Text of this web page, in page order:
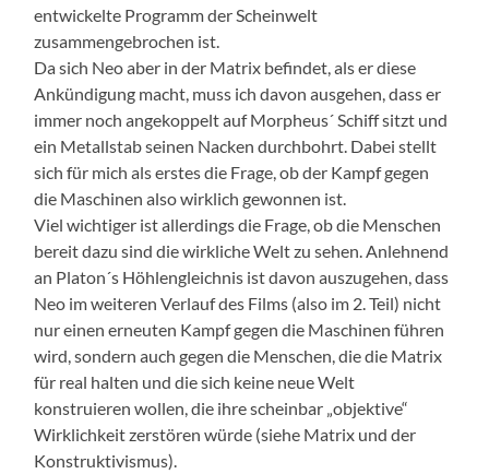
entwickelte Programm der Scheinwelt
zusammengebrochen ist.
Da sich Neo aber in der Matrix befindet, als er diese
Ankündigung macht, muss ich davon ausgehen, dass er
immer noch angekoppelt auf Morpheus´ Schiff sitzt und
ein Metallstab seinen Nacken durchbohrt. Dabei stellt
sich für mich als erstes die Frage, ob der Kampf gegen
die Maschinen also wirklich gewonnen ist.
Viel wichtiger ist allerdings die Frage, ob die Menschen
bereit dazu sind die wirkliche Welt zu sehen. Anlehnend
an Platon´s Höhlengleichnis ist davon auszugehen, dass
Neo im weiteren Verlauf des Films (also im 2. Teil) nicht
nur einen erneuten Kampf gegen die Maschinen führen
wird, sondern auch gegen die Menschen, die die Matrix
für real halten und die sich keine neue Welt
konstruieren wollen, die ihre scheinbar „objektive“
Wirklichkeit zerstören würde (siehe Matrix und der
Konstruktivismus).